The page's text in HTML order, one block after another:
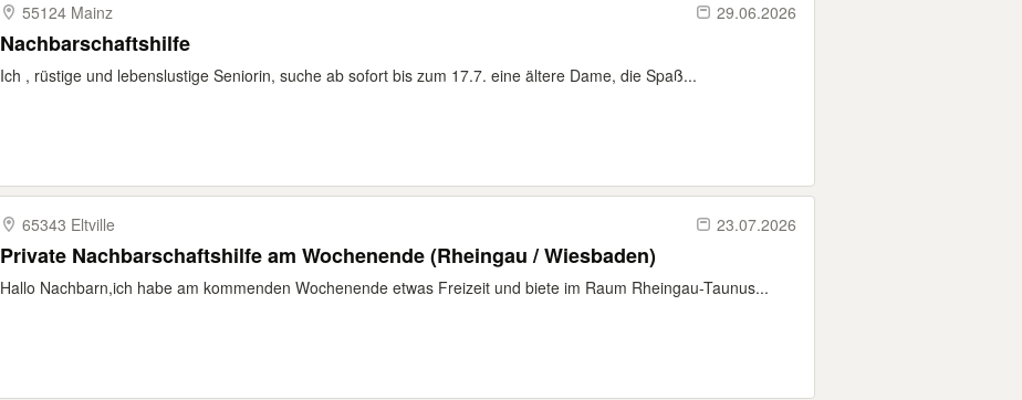
55124 Mainz 29.06.2026
Nachbarschaftshilfe
Ich , rüstige und lebenslustige Seniorin, suche ab sofort bis zum 17.7. eine ältere Dame, die Spaß...
65343 Eltville 23.07.2026
Private Nachbarschaftshilfe am Wochenende (Rheingau / Wiesbaden)
Hallo Nachbarn,ich habe am kommenden Wochenende etwas Freizeit und biete im Raum Rheingau-Taunus...